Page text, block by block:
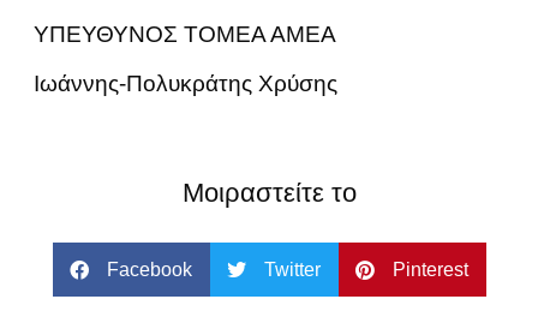
ΥΠΕΥΘΥΝΟΣ ΤΟΜΕΑ ΑΜΕΑ
Ιωάννης-Πολυκράτης Χρύσης
Μοιραστείτε το
Facebook Twitter Pinterest